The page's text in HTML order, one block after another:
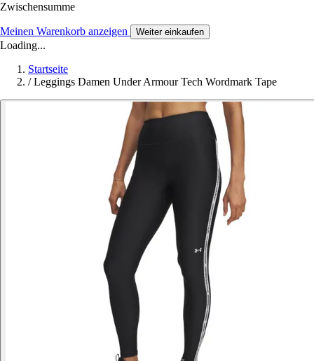
Zwischensumme
Meinen Warenkorb anzeigen Weiter einkaufen
Loading...
Startseite
/ Leggings Damen Under Armour Tech Wordmark Tape